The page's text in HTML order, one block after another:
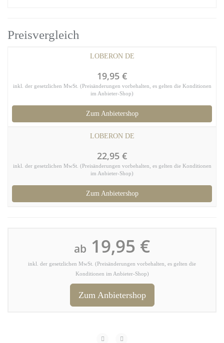
Preisvergleich
LOBERON DE
19,95 €
inkl. der gesetzlichen MwSt. (Preisänderungen vorbehalten, es gelten die Konditionen
im Anbieter-Shop)
Zum Anbietershop
LOBERON DE
22,95 €
inkl. der gesetzlichen MwSt. (Preisänderungen vorbehalten, es gelten die Konditionen
im Anbieter-Shop)
Zum Anbietershop
ab 19,95 €
inkl. der gesetzlichen MwSt. (Preisänderungen vorbehalten, es gelten die
Konditionen im Anbieter-Shop)
Zum Anbietershop